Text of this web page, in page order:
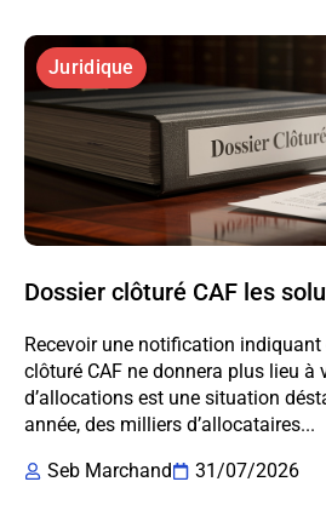
Juridique
Dossier clôturé CAF les
Recevoir une notification
clôturé CAF ne donnera plus lieu à
d’allocations est une situation
année, des milliers d’allocataires...
Seb Marchand
31/07/2026